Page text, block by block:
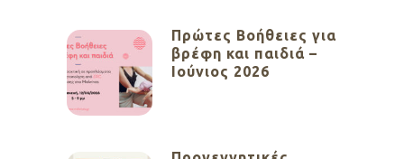
Πρώτες Βοήθειες για
βρέφη και παιδιά –
Ιούνιος 2026